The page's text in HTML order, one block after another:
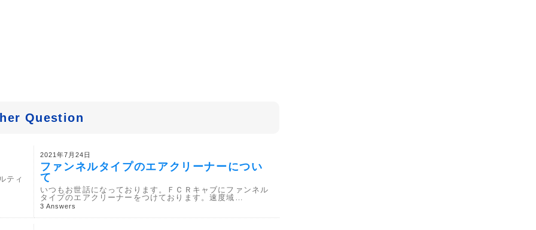
Question
ティ
2021年7月24日
ファンネルタイプのエアクリーナーについ
て
いつもお世話になっております。ＦＣＲキャブにファンネル
タイプのエアクリーナーをつけております。速度域…
3 Answers